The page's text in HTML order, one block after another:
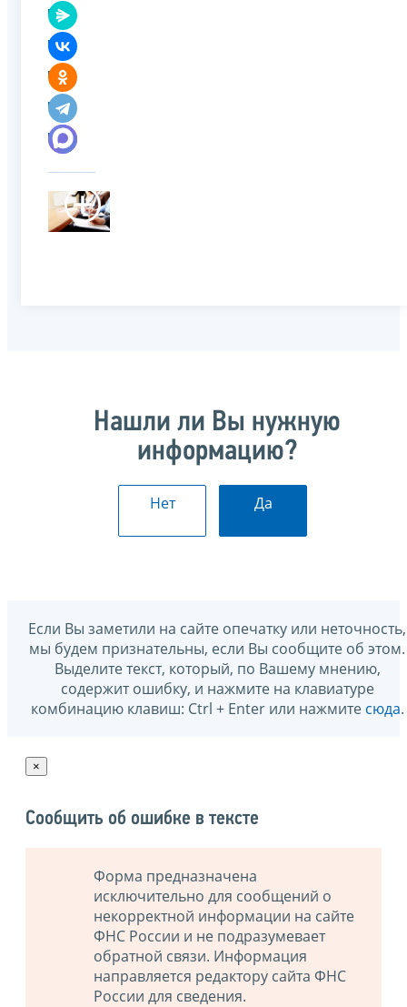
Нашли ли Вы нужную
информацию?
Нет Да
Если Вы заметили на сайте опечатку или неточность,
мы будем признательны, если Вы сообщите об этом.
Выделите текст, который, по Вашему мнению,
содержит ошибку, и нажмите на клавиатуре
комбинацию клавиш: Ctrl + Enter или нажмите сюда.
×
Сообщить об ошибке в тексте
Форма предназначена
исключительно для сообщений о
некорректной информации на сайте
ФНС России и не подразумевает
обратной связи. Информация
направляется редактору сайта ФНС
России для сведения.